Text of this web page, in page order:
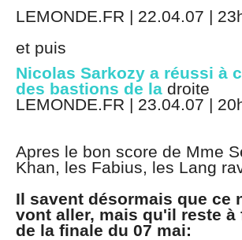
LEMONDE.FR | 22.04.07 |
et puis
Nicolas Sarkozy a réussi à
des bastions de la droite
LEMONDE.FR | 23.04.07 |
Apres le bon score de Mme
Khan, les Fabius, les Lang
Il savent désormais que ce
vont aller, mais qu'il reste
de la finale du 07 mai: